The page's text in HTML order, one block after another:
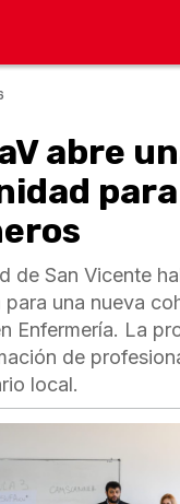
abre
para
de San Vicente
una nueva
Enfermería. La
de
local.